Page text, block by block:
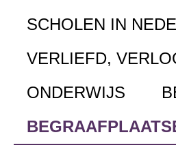
SCHOLEN IN
VERLIEFD,
ONDERWIJS